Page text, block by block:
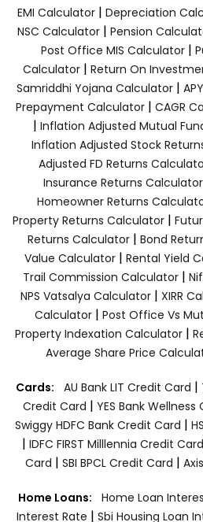
EMI Calculator| Depreciation
NSC Calculator| Pension
Post Office MIS Calculator|
Calculator| Return On
Samriddhi Yojana Calculator|
Prepayment Calculator | CAGR
| Inflation Adjusted Mutual
Inflation Adjusted Stock
Adjusted FD Returns
Insurance Returns Calculator
Homeowner Returns
Property Returns Calculator |
Returns Calculator | Bond
Value Calculator | Rental Yield
Trail Commission Calculator|
NPS Vatsalya Calculator| XIRR
Calculator| Post Office Vs
Property Indexation Calculator |
Average Share Price
Cards: AU Bank LIT Credit Card |
Credit Card | YES Bank
Swiggy HDFC Bank Credit Card |
| IDFC FIRST Milllennia Credit Card
Card | SBI BPCL Credit Card |
Home Loans: Home Loan
Interest Rate | Sbi Housing Loan